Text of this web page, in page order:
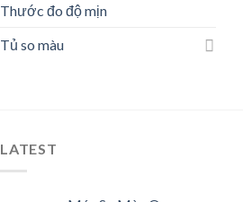
Thước đo độ mịn
Tủ so màu
LATEST